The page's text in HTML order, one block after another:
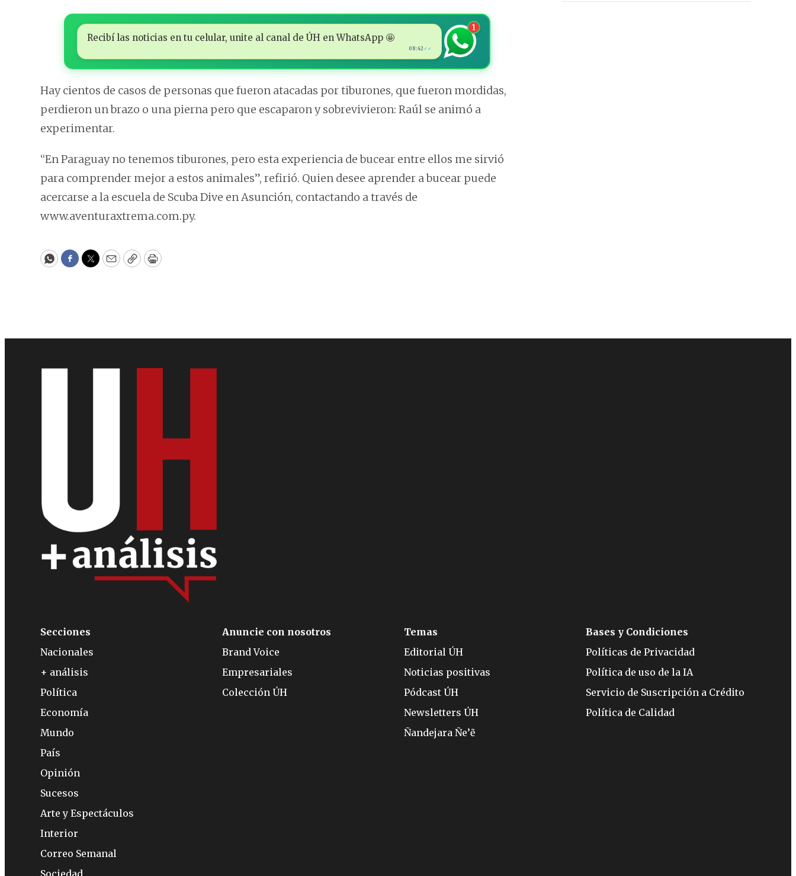
Recibí las noticias en tu celular, unite al canal de ÚH en WhatsApp 🤩
08:42✓✓
1
Hay cientos de casos de personas que fueron atacadas por tiburones, que fueron mordidas,
perdieron un brazo o una pierna pero que escaparon y sobrevivieron: Raúl se animó a
experimentar.
“En Paraguay no tenemos tiburones, pero esta experiencia de bucear entre ellos me sirvió
para comprender mejor a estos animales”, refirió. Quien desee aprender a bucear puede
acercarse a la escuela de Scuba Dive en Asunción, contactando a través de
www.aventuraxtrema.com.py.
WhatsApp
Facebook
Twitter
EmailCopyPrint
Secciones
Nacionales
+ análisis
Política
Economía
Mundo
País
Opinión
Sucesos
Arte y Espectáculos
Interior
Correo Semanal
Sociedad
Anuncie con nosotros
Brand Voice
Empresariales
Colección ÚH
Temas
Editorial ÚH
Noticias positivas
Pódcast ÚH
Newsletters ÚH
Ñandejara Ñe’ẽ
Bases y Condiciones
Políticas de Privacidad
Política de uso de la IA
Servicio de Suscripción a Crédito
Política de Calidad